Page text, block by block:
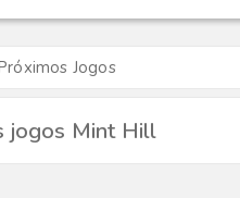
Jogos
jogos Mint Hill